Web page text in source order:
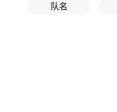
队名